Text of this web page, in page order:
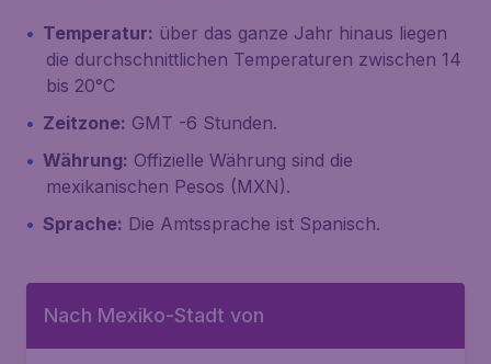
Temperatur: über das ganze Jahr hinaus liegen
die durchschnittlichen Temperaturen zwischen 14
bis 20°C
Zeitzone: GMT -6 Stunden.
Währung: Offizielle Währung sind die
mexikanischen Pesos (MXN).
Sprache: Die Amtssprache ist Spanisch.
Nach Mexiko-Stadt von